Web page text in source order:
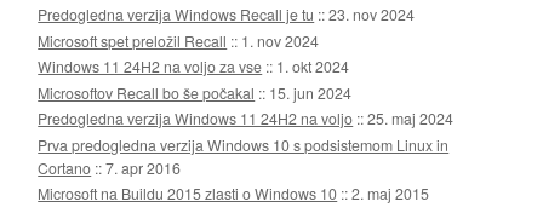
Predogledna verzija Windows Recall je tu ::23. nov 2024
Microsoft spet preložil Recall :: 1. nov 2024
Windows 11 24H2 na voljo za vse :: 1. okt 2024
Microsoftov Recall bo še počakal :: 15. jun 2024
Predogledna verzija Windows 11 24H2 na voljo ::25. maj 2024
Prva predogledna verzija Windows 10 s podsistemom Linux in
Cortano ::7. apr 2016
Microsoft na Buildu 2015 zlasti o Windows 10 ::2. maj 2015